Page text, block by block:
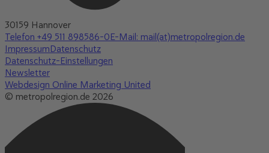
30159 Hannover
Telefon +49 511 898586-0E-Mail: mail(at)metropolregion.de
ImpressumDatenschutz
Datenschutz-Einstellungen
Newsletter
Webdesign Online Marketing United
© metropolregion.de 2026